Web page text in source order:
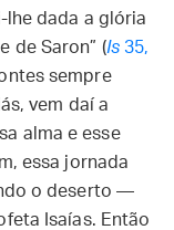
lhe dada a glória
de Saron” (Is35,
sempre
vem daí a
alma e esse
essa jornada
o deserto —
Isaías. Então